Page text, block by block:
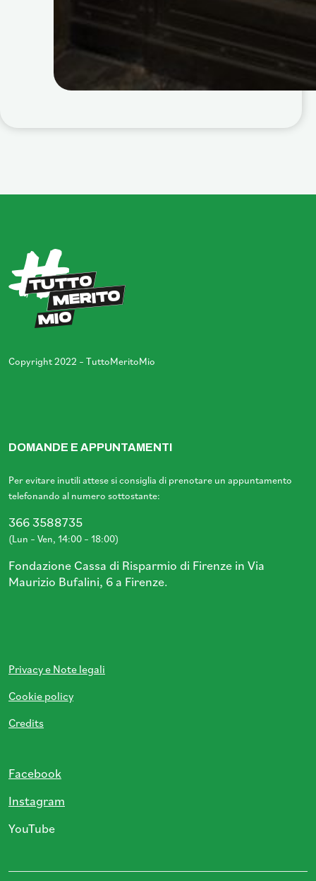
Copyright 2022 – TuttoMeritoMio
DOMANDE E APPUNTAMENTI
Per evitare inutili attese si consiglia di prenotare un appuntamento
telefonando al numero sottostante:
366 3588735
(Lun – Ven, 14:00 – 18:00)
Fondazione Cassa di Risparmio di Firenze in Via
Maurizio Bufalini, 6 a Firenze.
Privacy e Note legali
Cookie policy
Credits
Facebook
Instagram
YouTube